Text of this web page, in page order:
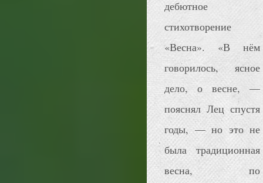
дебютное
стихотворение
«Весна». «В нём
говорилось, ясное
дело, о весне, —
пояснял Лец спустя
годы, — но это не
была традиционная
весна, по